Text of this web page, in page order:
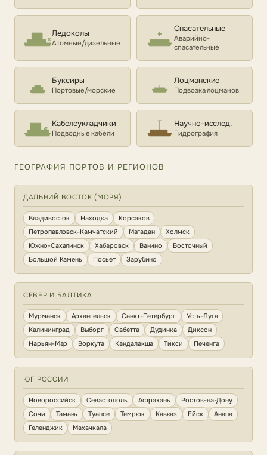
Ледоколы
Атомные/дизельные
Спасательные
Аварийно-
спасательные
Буксиры
Портовые/морские
Лоцманские
Подвозка лоцманов
Кабелеукладчики
Подводные кабели
Научно-исслед.
Гидрография
ГЕОГРАФИЯ ПОРТОВ И РЕГИОНОВ
ДАЛЬНИЙ ВОСТОК (МОРЯ)
Владивосток Находка
Корсаков
Петропавловск-Камчатский
Магадан
Холмск
Южно-Сахалинск
Хабаровск Ванино
Восточный
Большой Камень
Посьет Зарубино
СЕВЕР И БАЛТИКА
Мурманск Архангельск Санкт-Петербург
Усть-Луга
Калининград
Выборг Сабетта Дудинка
Диксон
Нарьян-Мар
Воркута Кандалакша Тикси Печенга
ЮГ РОССИИ
Новороссийск Севастополь Астрахань
Ростов-на-Дону
Сочи
Тамань Туапсе Темрюк Кавказ Ейск
Анапа
Геленджик
Махачкала